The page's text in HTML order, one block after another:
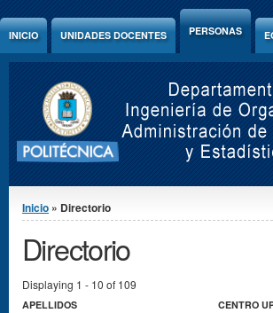
Jump to Content
INICIO UNIDADES DOCENTES PERSONAS
Se encuentra usted aquí
Inicio » Directorio
Directorio
Displaying 1 - 10 of 109
APELLIDOS CENTRO